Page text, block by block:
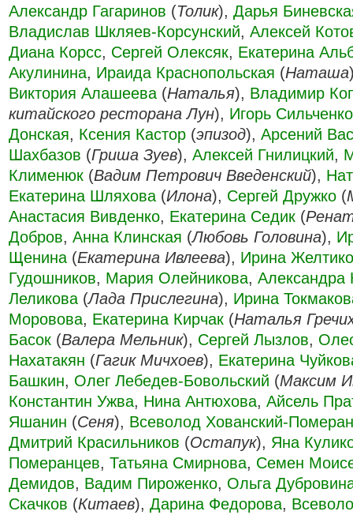
Александр Гагаринов (Толик), Дарья
Владислав Шкляев-Корсунский, Алексей
Диана Корсс, Сергей Олексяк, Екатерина
Акулинина, Ираида Краснопольская (Наташа
Виктория Алашеева (Наталья), Владимир
китайского ресторана Лун), Игорь Сильченко
Донская, Ксения Кастор (эпизод), Арсений
Шахбазов (Гриша Зуев), Алексей Гнилицкий,
Клименюк (Вадим Петрович Введенский),
Екатерина Шляхова (Илона), Сергей Дружко (
Анастасия Вивденко, Екатерина Седик (
Добров, Анна Клинская (Любовь Головина),
Щенина (Екатерина Ивлеева), Ирина
Гудошников, Мария Олейникова, Александра
Леликова (Лада Прислегина), Ирина
Моровова, Екатерина Кирчак (Наталья
Басок (Валера Мельник), Сергей Лызлов,
Нахатакян (Гагик Мичхоев), Екатерина
Башкин, Олег Лебедев-Бовольский (Максим
Константин Ужва, Нина Антюхова, Айсель
Яшанин (Сеня), Всеволод Хованский-
Дмитрий Красильников (Остапук), Яна
Померанцев, Татьяна Смирнова, Семен
Демидов, Вадим Пироженко, Ольга
Скачков (Китаев), Дарина Федорова,